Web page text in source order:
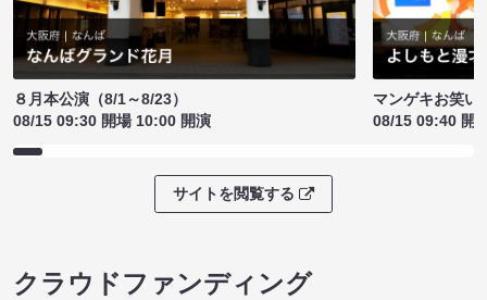
８月本公演（8/1～8/23）
08/15 09:30 開場 10:00 開演
マンゲキお笑い
08/15 09:40 開
サイトを閲覧する
クラウドファンディング